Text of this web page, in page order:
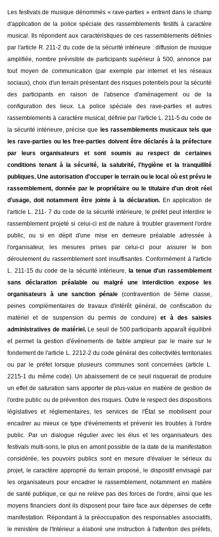
Les festivals de musique dénommés « rave-parties » entrent dans le champ
d'application de la police spéciale des rassemblements festifs à caractère
musical. Ils répondent aux caractéristiques de ces rassemblements définies
par l'article R. 211-2 du code de la sécurité intérieure : diffusion de musique
amplifiée, nombre prévisible de participants supérieur à 500, annonce par
tout moyen de communication (par exemple par internet et les réseaux
sociaux), choix d'un terrain présentant des risques potentiels pour la sécurité
des participants en raison de l'absence d'aménagement ou de la
configuration des lieux. La police spéciale des rave-parties et autres
rassemblements à caractère musical, définie par l'article L. 211-5 du code de
la sécurité intérieure, précise que
les rassemblements musicaux tels que
les rave-parties ou les free-parties doivent être déclarés à la préfecture
par leurs organisateurs et sont soumis au respect de certaines
conditions tenant à la sécurité, la salubrité, l'hygiène et la tranquillité
publiques. Une autorisation d'occuper le terrain ou le local où est prévu le
rassemblement, donnée par le propriétaire ou le titulaire d'un droit réel
d'usage, doit notamment être jointe à la déclaration.En application de
l'article L. 211- 7 du code de la sécurité intérieure, le préfet peut interdire le
rassemblement projeté si celui-ci est de nature à troubler gravement l'ordre
public, ou si en dépit d'une mise en demeure préalable adressée à
l'organisateur, les mesures prises par celui-ci pour assurer le bon
déroulement du rassemblement sont insuffisantes. Conformément à l'article
L. 211-15 du code de la sécurité intérieure, la tenue d'un rassemblement
sans déclaration préalable ou malgré une interdiction expose les
organisateurs à une sanction pénale (contravention de 5ème classe,
peines complémentaires de travaux d'intérêt général, de confiscation du
matériel et de suspension du permis de conduire) et à des saisies
administratives de matériel.Le seuil de 500 participants apparaît équilibré
et permet la gestion d'événements de faible ampleur par le maire sur le
fondement de l'article L. 2212-2 du code général des collectivités territoriales
ou par le préfet lorsque plusieurs communes sont concernées (article L.
2215-1 du même code). Un abaissement de ce seuil risquerait de produire
un effet de saturation sans apporter de plus-value en matière de gestion de
l'ordre public ou de prévention des risques. Outre le respect des dispositions
législatives et réglementaires, les services de l'État se mobilisent pour
encadrer au mieux ce type d'événements et prévenir les troubles à l'ordre
public. Par un dialogue régulier avec les élus et les organisateurs des
festivals multi-sons, le plus en amont possible de la date de la manifestation
considérée, les pouvoirs publics sont en mesure d'évaluer le sérieux du
projet, le caractère approprié du terrain proposé, le dispositif envisagé par
les organisateurs pour encadrer le rassemblement, notamment en matière
de santé publique, ce qui ne relève pas des forces de l'ordre, ainsi que les
moyens financiers dont ils disposent pour faire face aux dépenses de cette
manifestation. Répondant à la préoccupation des responsables associatifs,
le ministère de l'Intérieur a élaboré une instruction à l'attention des préfets,